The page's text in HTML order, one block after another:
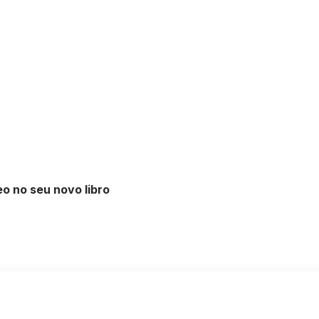
no seu novo libro